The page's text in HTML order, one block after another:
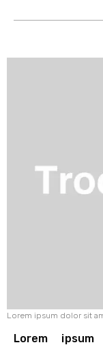
Lorem ipsum dolor sit
Lorem